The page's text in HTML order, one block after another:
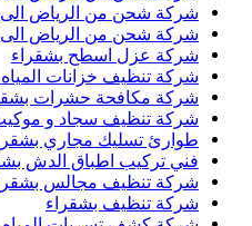
شركة شحن من الرياض
شركة شحن من الرياض الى
شركة عزل اسطح بشقراء
شركة تنظيف خزانات
شركة مكافحة حشرات
شركة تنظيف سجاد و
طوارئ تسليك مجاري
فني تركيب اطباق الدش
شركة تنظيف مجالس
شركة تنظيف بشقراء